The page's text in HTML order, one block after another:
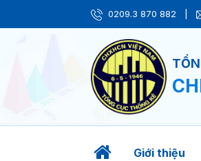
0209.3 870 882
Giới thiệu